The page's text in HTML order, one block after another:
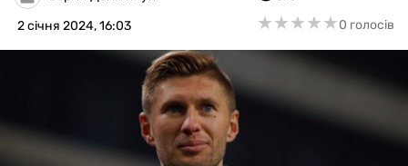
РІЗНЕ
2 січня 2024, 16:03
★★★★★
★★★★★0 голосів